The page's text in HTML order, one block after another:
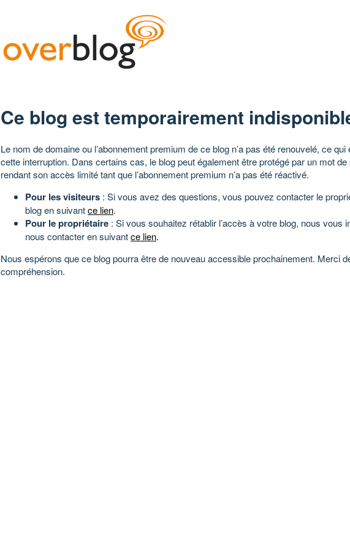
Ce blog est temporairement
Le nom de domaine ou l’abonnement premium de ce blog n’a pas été renouvelé, ce qui
cette interruption. Dans certains cas, le blog peut également être protégé par un mot de
rendant son accès limité tant que l’abonnement premium n’a pas été réactivé.
Pour les visiteurs : Si vous avez des questions, vous pouvez contacter le
blog en suivantce lien.
Pour le propriétaire : Si vous souhaitez rétablir l’accès à votre blog, nous vous
nous contacter en suivantce lien.
Nous espérons que ce blog pourra être de nouveau accessible prochainement. Merci
compréhension.